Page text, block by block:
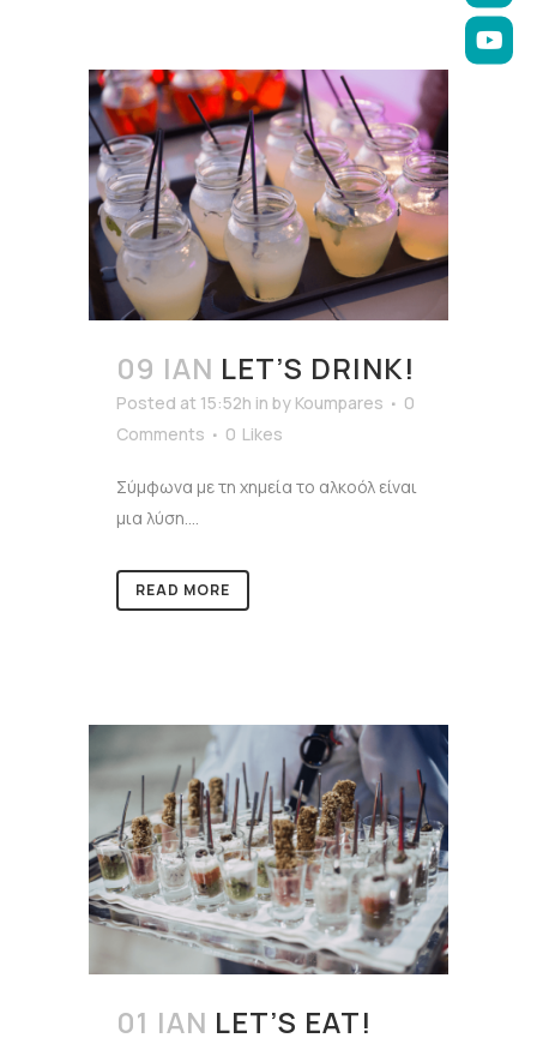
09 ΙΑΝ LET’S DRINK!
Posted at 15:52h in by Koumpares
0
Comments
0 Likes
Σύμφωνα με τη χημεία το αλκοόλ είναι
μια λύση....
READ MORE
01 ΙΑΝ LET’S EAT!